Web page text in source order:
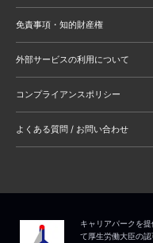
免責事項・知的財産権
外部サービスの利用について
コンプライアンスポリシー
よくある質問 / お問い合わせ